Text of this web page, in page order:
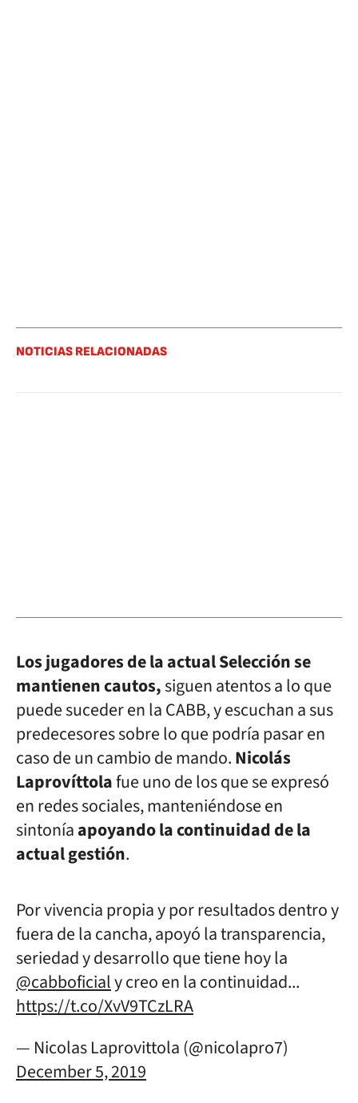
NOTICIAS RELACIONADAS
Los jugadores de la actual Selección se
mantienen cautos,siguen atentos a lo que
puede suceder en la CABB, y escuchan a sus
predecesores sobre lo que podría pasar en
caso de un cambio de mando.Nicolás
Laprovíttolafue uno de los que se expresó
en redes sociales, manteniéndose en
sintoníaapoyando la continuidad de la
actual gestión.
Por vivencia propia y por resultados dentro y
fuera de la cancha, apoyó la transparencia,
seriedad y desarrollo que tiene hoy la
@cabboficialy creo en la continuidad...
https://t.co/XvV9TCzLRA
— Nicolas Laprovittola (@nicolapro7)
December 5, 2019